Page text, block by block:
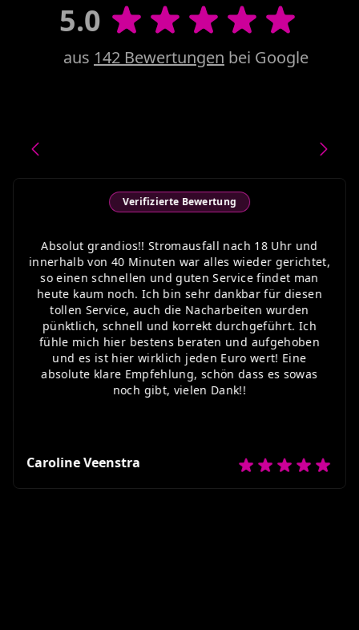
5.0
aus 142 Bewertungen bei Google
Verifizierte Bewertung
Absolut grandios!! Stromausfall nach 18 Uhr und
innerhalb von 40 Minuten war alles wieder gerichtet,
so einen schnellen und guten Service findet man
heute kaum noch. Ich bin sehr dankbar für diesen
tollen Service, auch die Nacharbeiten wurden
pünktlich, schnell und korrekt durchgeführt. Ich
fühle mich hier bestens beraten und aufgehoben
und es ist hier wirklich jeden Euro wert! Eine
absolute klare Empfehlung, schön dass es sowas
noch gibt, vielen Dank!!
Caroline Veenstra